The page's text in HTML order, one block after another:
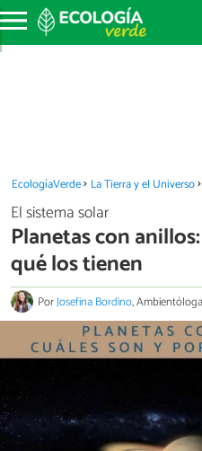
EcologíaVerde La Tierra y el Universo
El sistema solar
Planetas con
qué los tienen
PorJosefina Bordino,